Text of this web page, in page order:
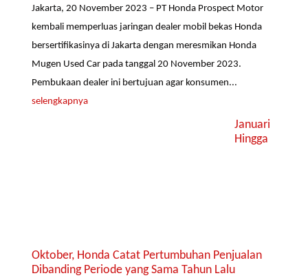
Jakarta, 20 November 2023 – PT Honda Prospect Motor
kembali memperluas jaringan dealer mobil bekas Honda
bersertifikasinya di Jakarta dengan meresmikan Honda
Mugen Used Car pada tanggal 20 November 2023.
Pembukaan dealer ini bertujuan agar konsumen...
selengkapnya
Januari
Hingga
Oktober, Honda Catat Pertumbuhan Penjualan
Dibanding Periode yang Sama Tahun Lalu